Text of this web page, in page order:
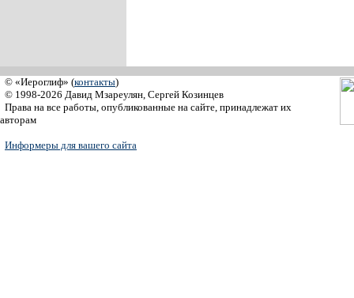
© «Иероглиф» (контакты)
© 1998-2026 Давид Мзареулян, Сергей Козинцев
Права на все работы, опубликованные на сайте, принадлежат их
авторам
Информеры для вашего сайта